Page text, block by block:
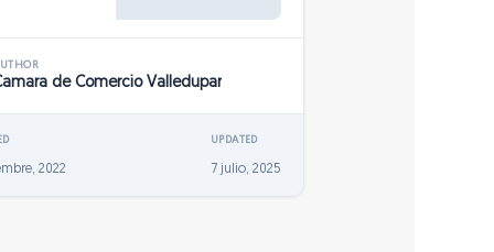
de Comercio Valledupar
2022
UPDATED
7 julio, 2025